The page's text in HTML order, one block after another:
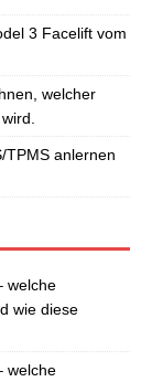
3 Facelift vom
welcher
TPMS anlernen
welche
wie diese
welche